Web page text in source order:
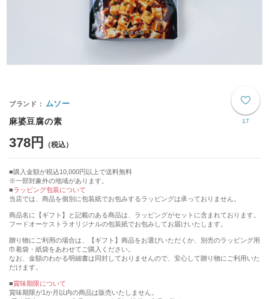
17
ムソー
麻婆豆腐の素
378円
購入金額が税込10,000円以上で送料無料
※一部対象外の地域があります。
ラッピング包装について
当店では、商品を個別に包装紙でお包みするラッピングは承っておりません。
商品名に【ギフト】と記載のある商品は、ラッピングがセットに含まれております。
フードオーケストラオリジナルの包装紙でお包みしてお届けいたします。
贈り物にご利用の場合は、【ギフト】商品をお選びいただくか、別売のラッピング用
巾着袋・紙袋をあわせてご購入ください。
なお、金額のわかる明細書は同封しておりませんので、安心して贈り物にご利用いた
だけます。
■賞味期限について
賞味期限が1か月以内の商品は販売いたしません。